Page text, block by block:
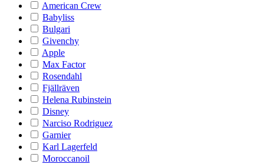
American Crew
Babyliss
Bulgari
Givenchy
Apple
Max Factor
Rosendahl
Fjällräven
Helena Rubinstein
Disney
Narciso Rodriguez
Garnier
Karl Lagerfeld
Moroccanoil